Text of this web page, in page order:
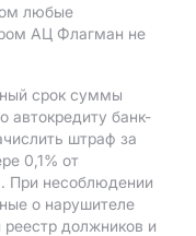
любые
АЦ Флагман не
срок суммы
автокредиту банк-
штраф за
0,1% от
При несоблюдении
о нарушителе
должников и